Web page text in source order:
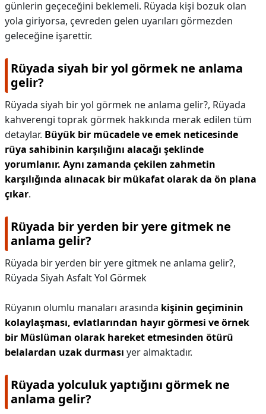
günlerin geçeceğini beklemeli. Rüyada kişi bozuk olan
yola giriyorsa, çevreden gelen uyarıları görmezden
geleceğine işarettir.
Rüyada siyah bir yol görmek ne anlama
gelir?
Rüyada siyah bir yol görmek ne anlama gelir?, Rüyada
kahverengi toprak görmek hakkında merak edilen tüm
detaylar. Büyük bir mücadele ve emek neticesinde
rüya sahibinin karşılığını alacağı şeklinde
yorumlanır. Aynı zamanda çekilen zahmetin
karşılığında alınacak bir mükafat olarak da ön plana
çıkar.
Rüyada bir yerden bir yere gitmek ne
anlama gelir?
Rüyada bir yerden bir yere gitmek ne anlama gelir?,
Rüyada Siyah Asfalt Yol Görmek
Rüyanın olumlu manaları arasında kişinin geçiminin
kolaylaşması, evlatlarından hayır görmesi ve örnek
bir Müslüman olarak hareket etmesinden ötürü
belalardan uzak durması yer almaktadır.
Rüyada yolculuk yaptığını görmek ne
anlama gelir?